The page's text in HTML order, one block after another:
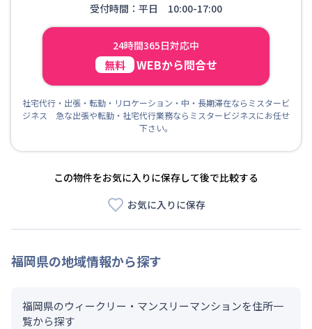
受付時間：平日 10:00-17:00
24時間365日対応中
無料 WEBから問合せ
社宅代行・出張・転勤・リロケーション・中・長期滞在ならミスタービ
ジネス 急な出張や転勤・社宅代行業務ならミスタービジネスにお任せ
下さい。
この物件をお気に入りに保存して後で比較する
お気に入りに保存
福岡県の地域情報から探す
福岡県のウィークリー・マンスリーマンションを住所一
覧から探す